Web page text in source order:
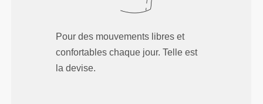
Pour des mouvements libres et
confortables chaque jour. Telle est
la devise.